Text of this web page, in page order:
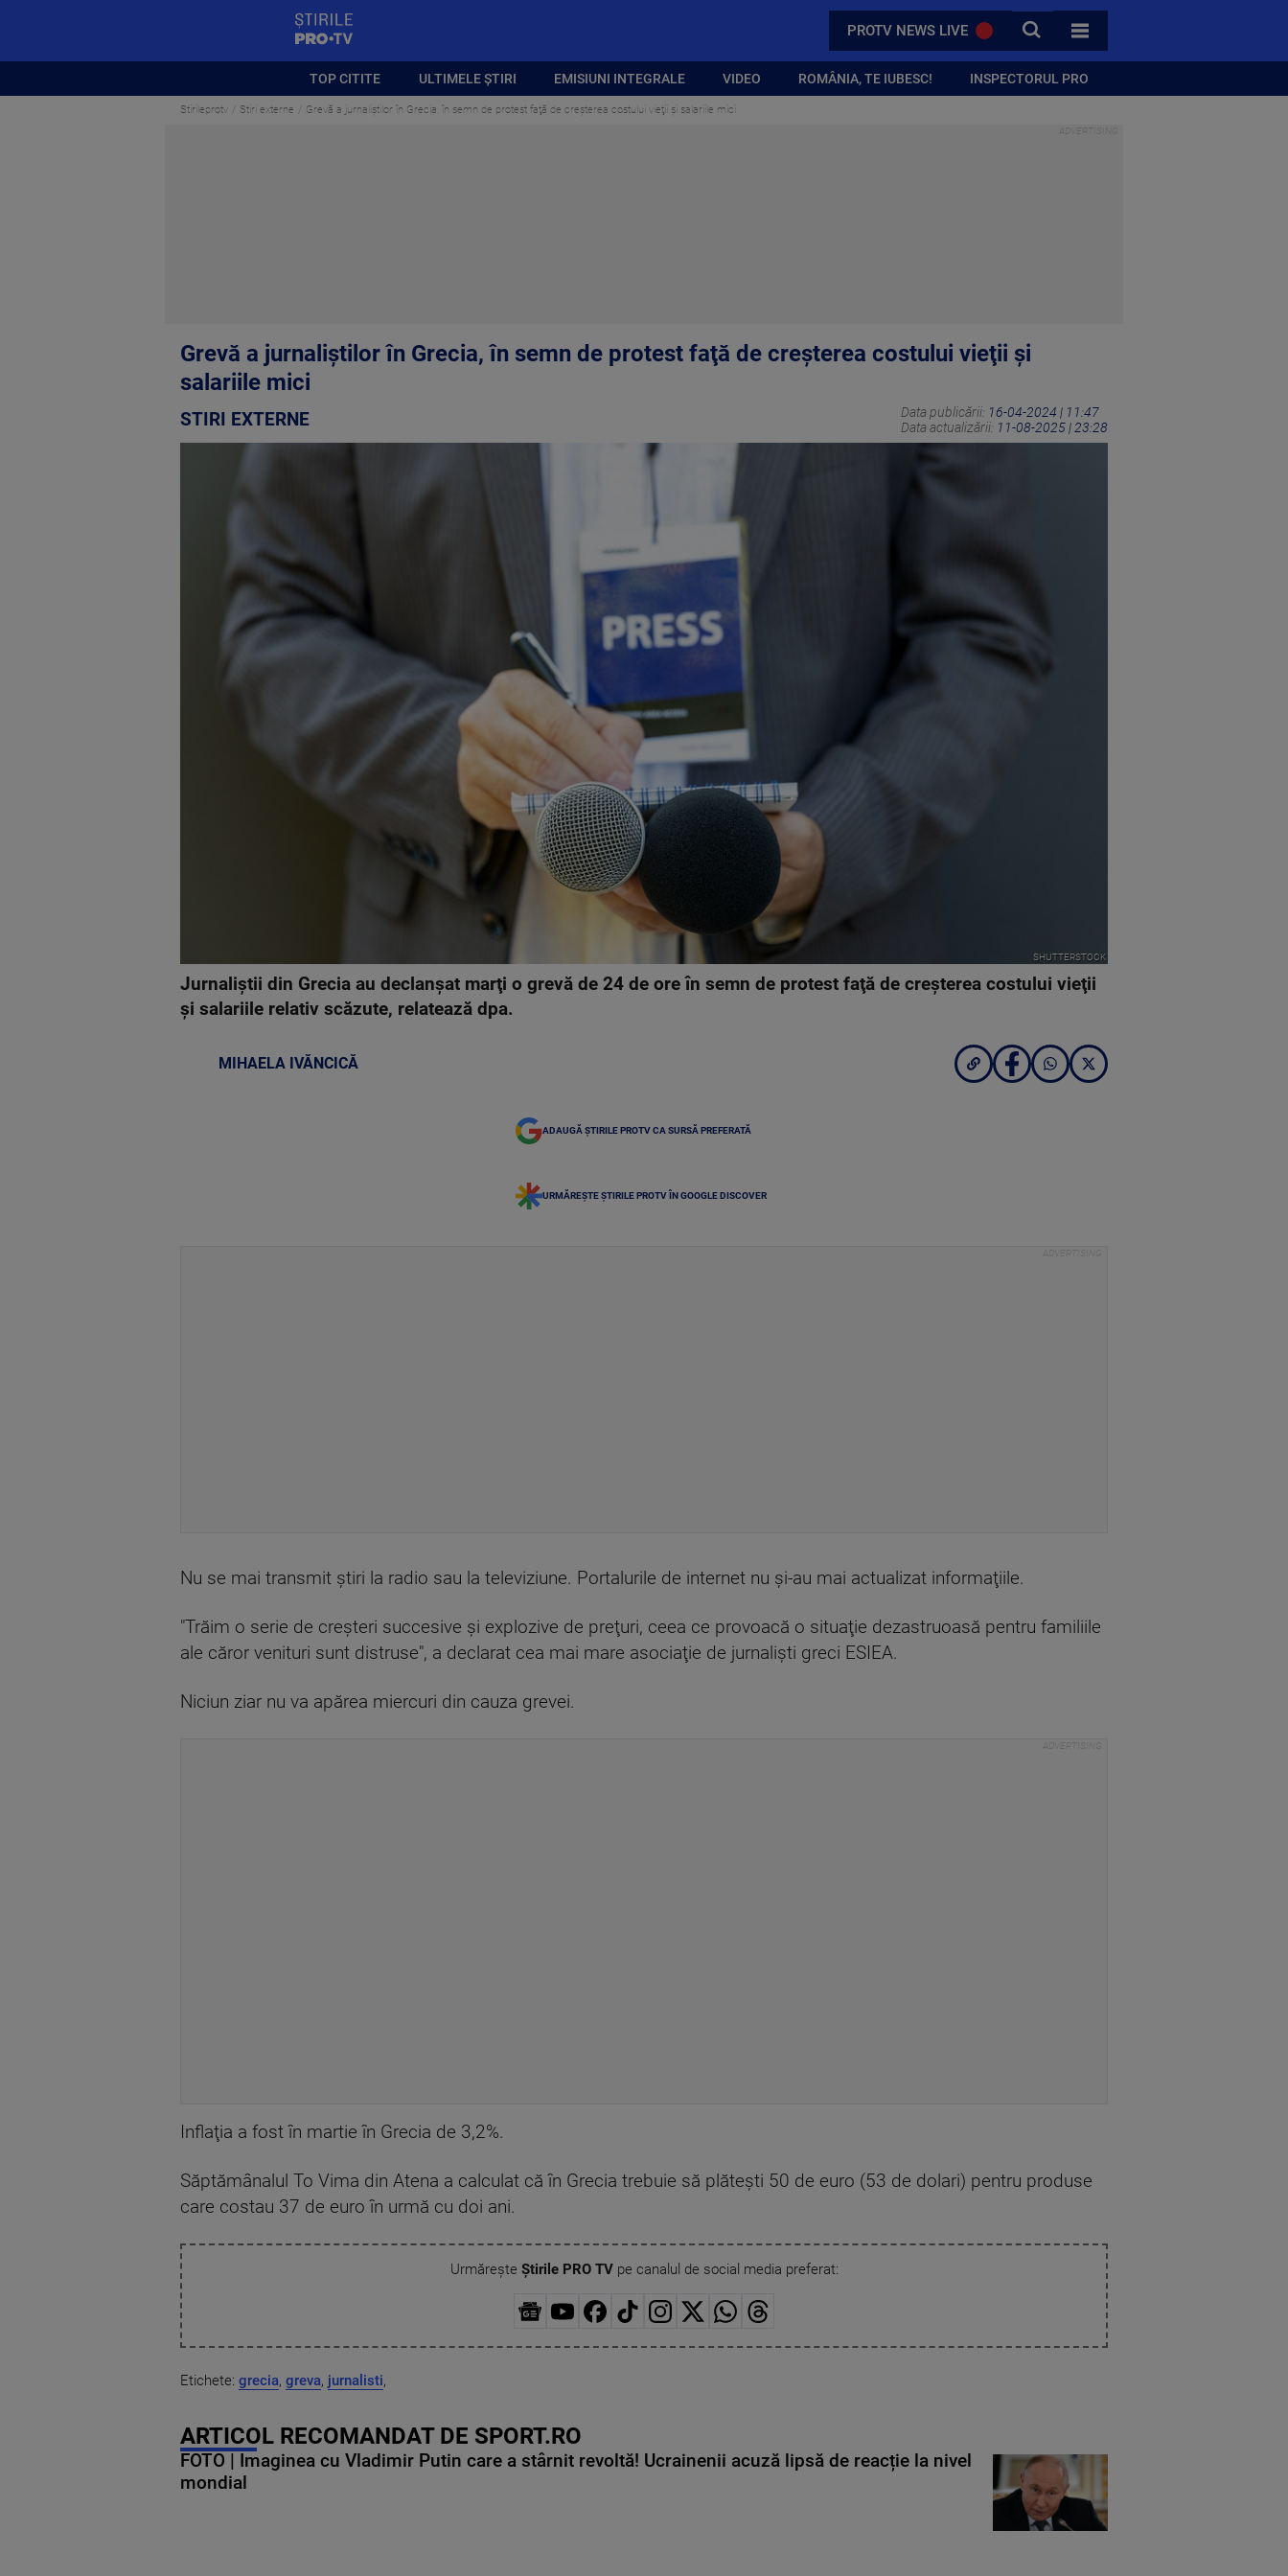
PROTV NEWS LIVE CAUTA
TOATE CATEGORIILE
TOP CITITE ULTIMELE ȘTIRI EMISIUNI INTEGRALE VIDEO ROMÂNIA, TE IUBESC! INSPECTORUL PRO
Stirileprotv Stiri externe Grevă a jurnaliştilor în Grecia, în semn de protest faţă de creşterea costului vieţii şi salariile mici
Grevă a jurnaliştilor în Grecia, în semn de protest faţă de creşterea costului vieţii şi
salariile mici
STIRI EXTERNE Data publicării: 16-04-2024 | 11:47
Data actualizării: 11-08-2025 | 23:28
SHUTTERSTOCK
Jurnaliştii din Grecia au declanşat marţi o grevă de 24 de ore în semn de protest faţă de creşterea costului vieţii
şi salariile relativ scăzute, relatează dpa.
MIHAELA IVĂNCICĂ
ADAUGĂ ȘTIRILE PROTV CA SURSĂ PREFERATĂ
URMĂREȘTE ȘTIRILE PROTV ÎN GOOGLE DISCOVER
Nu se mai transmit ştiri la radio sau la televiziune. Portalurile de internet nu şi-au mai actualizat informaţiile.
"Trăim o serie de creşteri succesive şi explozive de preţuri, ceea ce provoacă o situaţie dezastruoasă pentru familiile
ale căror venituri sunt distruse", a declarat cea mai mare asociaţie de jurnalişti greci ESIEA.
Niciun ziar nu va apărea miercuri din cauza grevei.
Inflaţia a fost în martie în Grecia de 3,2%.
Săptămânalul To Vima din Atena a calculat că în Grecia trebuie să plăteşti 50 de euro (53 de dolari) pentru produse
care costau 37 de euro în urmă cu doi ani.
Urmărește Știrile PRO TVpe canalul de social media preferat:
Etichete: grecia, greva, jurnalisti,
ARTICOL RECOMANDAT DE SPORT.RO
FOTO | Imaginea cu Vladimir Putin care a stârnit revoltă! Ucrainenii acuză lipsă de reacție la nivel
mondial